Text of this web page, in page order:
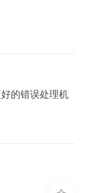
的错误处理机